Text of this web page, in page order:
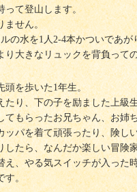
って登山します。
ません。
の水を1人2-4本かついであが
大きなリュックを背負って
頭を歩いた1年生。
たり、下の子を励ました上級
てもらったお兄ちゃん、お姉
ッパを着て頑張ったり、険し
たら、なんだか楽しい冒険
え、やる気スイッチが入った
す。